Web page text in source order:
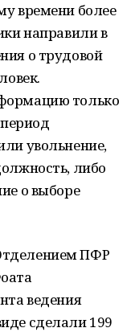
времени более
направили в
о трудовой
только
увольнение,
либо
о выборе
ПФР
ведения
сделали 199